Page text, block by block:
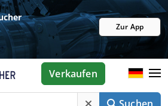
Zur App
Verkaufen